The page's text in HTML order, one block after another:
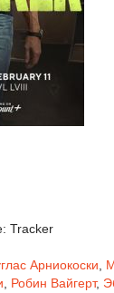
Tracker
Арниокоски
Робин Вайгерт,